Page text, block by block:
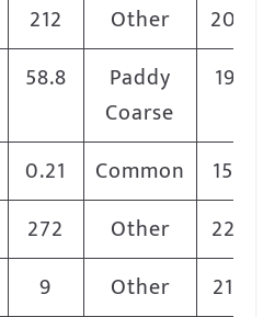
212 Other
58.8
Paddy
Coarse
1925
0.21 Common
1500
272 Other
2200
9 Other
2100